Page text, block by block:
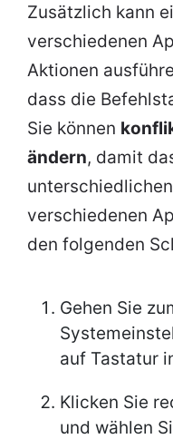
Zusätzlich kann
verschiedenen
Aktionen
dass die
Sie können
ändern, damit
verschiedenen
den folgenden
Gehen Sie
auf Tastatur
Klicken Sie
und wählen